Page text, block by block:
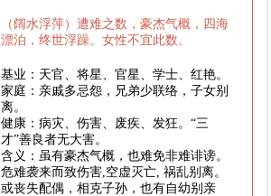
（阔水浮萍）遭难之数，豪杰气概，四海
漂泊，终世浮躁。女性不宜此数。
基业：天官、将星、官星、学士、红艳。
家庭：亲戚多忌怨，兄弟少联络，子女别
离。
健康：病灾、伤害、废疾、发狂。“三
才”善良者无大害。
含义：虽有豪杰气概，也难免非难诽谤。
危难袭来而致伤害,空虚灭亡, 祸乱别离。
或丧失配偶，相克子孙，也有自幼别亲